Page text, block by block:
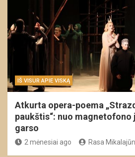
IŠ VISUR APIE VISKĄ
Atkurta opera-poema
paukštis“: nuo magnetofono
garso
2 mėnesiai ago Rasa